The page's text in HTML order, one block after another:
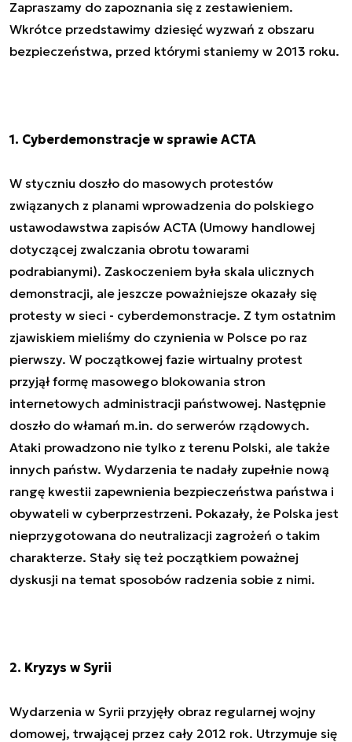
Zapraszamy do zapoznania się z zestawieniem.
Wkrótce przedstawimy dziesięć wyzwań z obszaru
bezpieczeństwa, przed którymi staniemy w 2013 roku.
1. Cyberdemonstracje w sprawie ACTA
W styczniu doszło do masowych protestów
związanych z planami wprowadzenia do polskiego
ustawodawstwa zapisów ACTA (Umowy handlowej
dotyczącej zwalczania obrotu towarami
podrabianymi). Zaskoczeniem była skala ulicznych
demonstracji, ale jeszcze poważniejsze okazały się
protesty w sieci - cyberdemonstracje. Z tym ostatnim
zjawiskiem mieliśmy do czynienia w Polsce po raz
pierwszy. W początkowej fazie wirtualny protest
przyjął formę masowego blokowania stron
internetowych administracji państwowej. Następnie
doszło do włamań m.in. do serwerów rządowych.
Ataki prowadzono nie tylko z terenu Polski, ale także
innych państw. Wydarzenia te nadały zupełnie nową
rangę kwestii zapewnienia bezpieczeństwa państwa i
obywateli w cyberprzestrzeni. Pokazały, że Polska jest
nieprzygotowana do neutralizacji zagrożeń o takim
charakterze. Stały się też początkiem poważnej
dyskusji na temat sposobów radzenia sobie z nimi.
2. Kryzys w Syrii
Wydarzenia w Syrii przyjęły obraz regularnej wojny
domowej, trwającej przez cały 2012 rok. Utrzymuje się